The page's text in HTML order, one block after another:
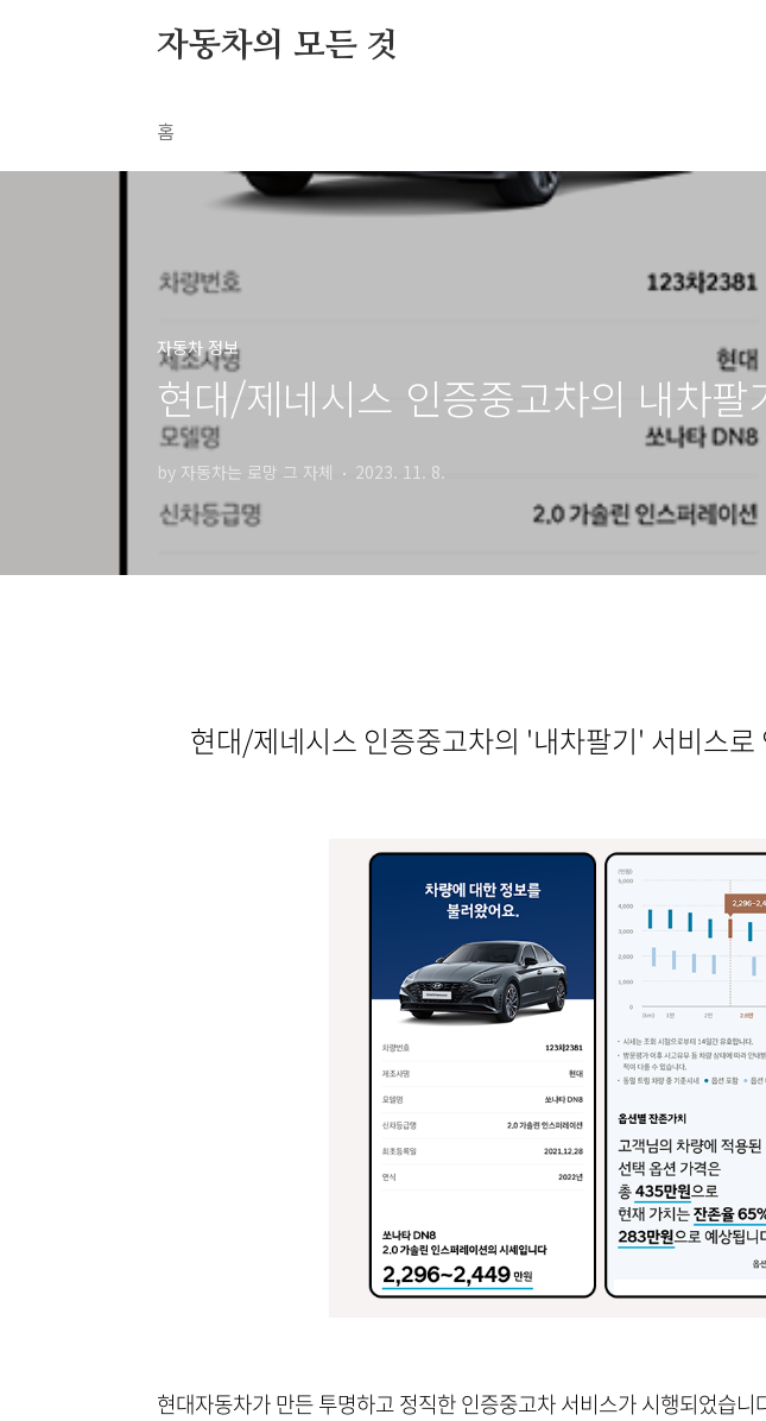
자동차의 모든 것
홈
자동차 정보
현대/제네시스 인증중고차의 내차
by 자동차는 로망 그 자체 2023. 11. 8.
현대/제네시스 인증중고차의 '내차팔기' 서비스로
현대자동차가 만든 투명하고 정직한 인증중고차 서비스가 시행되었습